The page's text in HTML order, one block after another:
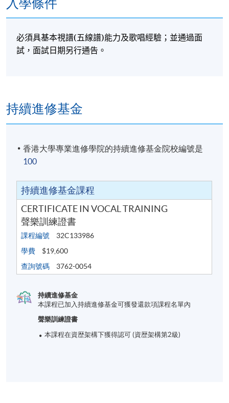
入學條件
必須具基本視譜(五線譜)能力及歌唱經驗；並通過面
試，面試日期另行通告。
持續進修基金
香港大學專業進修學院的持續進修基金院校編號是
100
持續進修基金課程
CERTIFICATE IN VOCAL TRAINING
聲樂訓練證書
課程編號
32C133986
學費
$19,600
查詢號碼
3762-0054
持續進修基金
本課程已加入持續進修基金可獲發還款項課程名單內
聲樂訓練證書
本課程在資歴架構下獲得認可 (資歴架構第2級)